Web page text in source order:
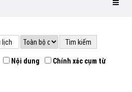
Nội dung Chính xác cụm từ